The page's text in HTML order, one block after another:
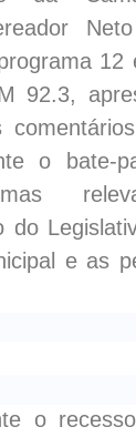
12
92.3,
o bate-
do
e as
o